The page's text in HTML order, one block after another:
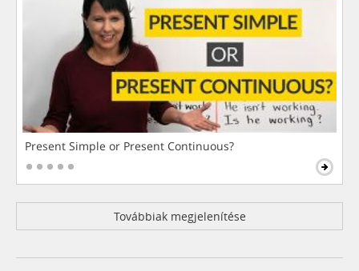
Present Simple or Present Continuous?
Továbbiak megjelenítése